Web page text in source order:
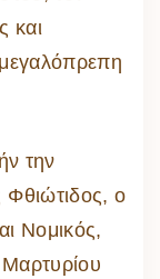
και
την
Φθιώτιδος, ο
Νομικός,
Μαρτυρίου